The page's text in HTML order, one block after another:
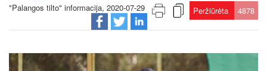
"Palangos tilto" informacija, 2020-07-29 Peržiūrėta 4878